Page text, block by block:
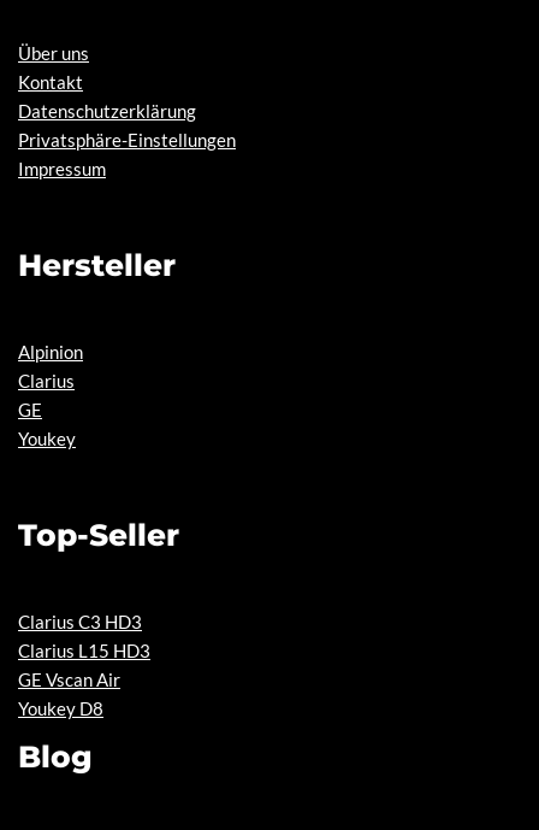
Über uns
Kontakt
Datenschutzerklärung
Privatsphäre-Einstellungen
Impressum
Hersteller
Alpinion
Clarius
GE
Youkey
Top-Seller
Clarius C3 HD3
Clarius L15 HD3
GE Vscan Air
Youkey D8
Blog